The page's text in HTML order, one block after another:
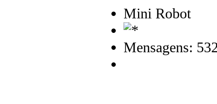
Mini Robot
Mensagens: